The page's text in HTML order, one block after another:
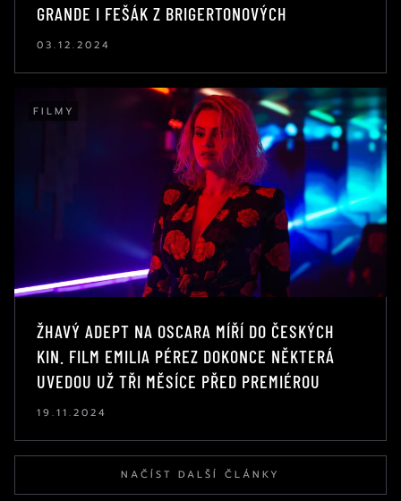
GRANDE I FEŠÁK Z BRIGERTONOVÝCH
03.12.2024
FILMY
ŽHAVÝ ADEPT NA OSCARA MÍŘÍ DO ČESKÝCH
KIN. FILM EMILIA PÉREZ DOKONCE NĚKTERÁ
UVEDOU UŽ TŘI MĚSÍCE PŘED PREMIÉROU
19.11.2024
NAČÍST DALŠÍ ČLÁNKY